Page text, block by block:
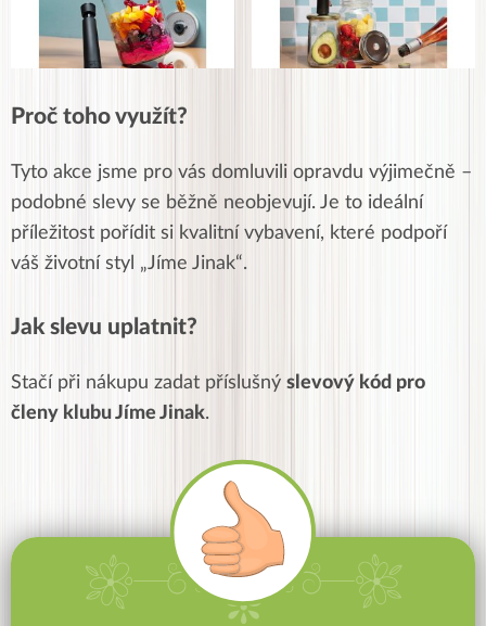
Proč toho využít?
Tyto akce jsme pro vás domluvili opravdu výjimečně –
podobné slevy se běžně neobjevují. Je to ideální
příležitost pořídit si kvalitní vybavení, které podpoří
váš životní styl „Jíme Jinak“.
Jak slevu uplatnit?
Stačí při nákupu zadat příslušný slevový kód pro
členy klubu Jíme Jinak.